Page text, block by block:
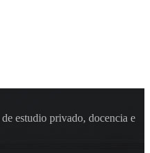
estudio privado, docencia e